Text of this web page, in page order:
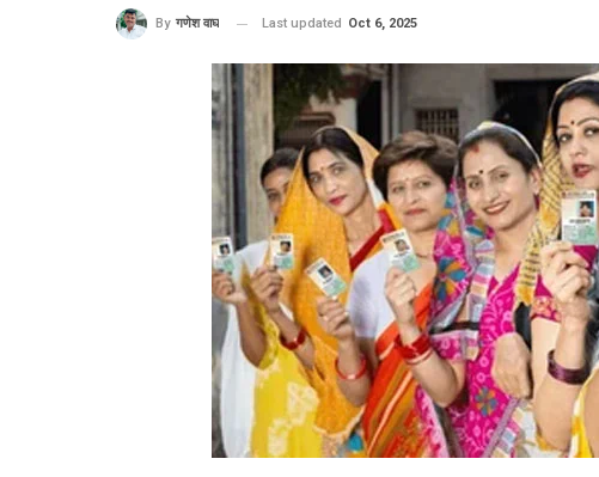
By गणेश वाघ Last updated Oct 6, 2025